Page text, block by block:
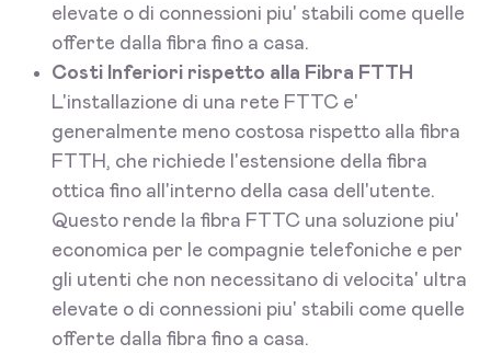
elevate o di connessioni piu' stabili come quelle
offerte dalla fibra fino a casa.
Costi Inferiori rispetto alla Fibra FTTH
L'installazione di una rete FTTC e'
generalmente meno costosa rispetto alla fibra
FTTH, che richiede l'estensione della fibra
ottica fino all'interno della casa dell'utente.
Questo rende la fibra FTTC una soluzione piu'
economica per le compagnie telefoniche e per
gli utenti che non necessitano di velocita' ultra
elevate o di connessioni piu' stabili come quelle
offerte dalla fibra fino a casa.